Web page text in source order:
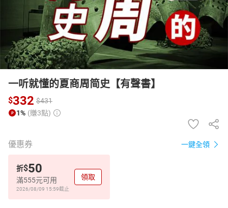
一听就懂的夏商周简史【有聲書】
$332 $431
1% (賺3點)
優惠券 一鍵全領
折$50
滿555元可用
2026/08/09 15:59截止
領取